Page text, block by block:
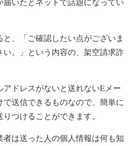
と、「ご確認したい点がございま
。」という内容の、架空請求詐
アドレスがないと送れないEメー
送信できるものなので、簡単に
つけることができます。
は送った人の個人情報は何も知